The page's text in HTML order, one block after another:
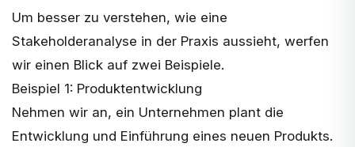
Um besser zu verstehen, wie eine
Stakeholderanalyse in der Praxis aussieht, werfen
wir einen Blick auf zwei Beispiele.
Beispiel 1: Produktentwicklung
Nehmen wir an, ein Unternehmen plant die
Entwicklung und Einführung eines neuen Produkts.